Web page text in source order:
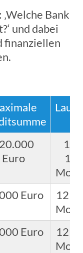
Bank
und dabei
finanziellen
Euro
12
Euro
12 –
Euro
12 –